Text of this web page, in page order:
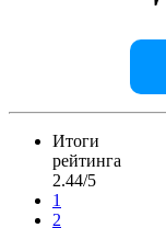
Итоги
рейтинга
2.44/5
1
2